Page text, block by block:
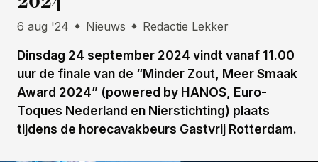
6 aug '24 Nieuws Redactie Lekker
Dinsdag 24 september 2024 vindt vanaf 11.00
uur de finale van de “Minder Zout, Meer Smaak
Award 2024” (powered by HANOS, Euro-
Toques Nederland en Nierstichting) plaats
tijdens de horecavakbeurs Gastvrij Rotterdam.